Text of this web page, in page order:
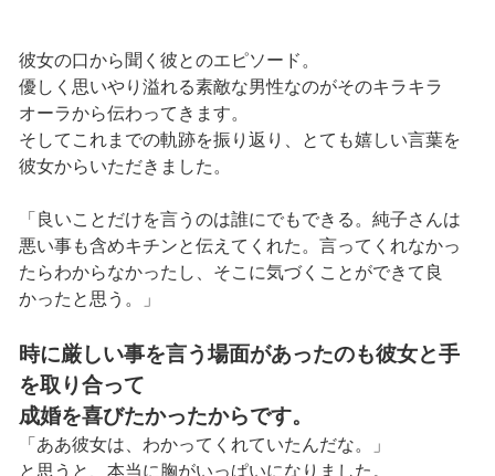
彼女の口から聞く彼とのエピソード。
優しく思いやり溢れる素敵な男性なのがそのキラキラ
オーラから伝わってきます。
そしてこれまでの軌跡を振り返り、とても嬉しい言葉を
彼女からいただきました。
「良いことだけを言うのは誰にでもできる。純子さんは
悪い事も含めキチンと伝えてくれた。言ってくれなかっ
たらわからなかったし、そこに気づくことができて良
かったと思う。」
時に厳しい事を言う場面があったのも彼女と手
を取り合って
成婚を喜びたかったからです。
「ああ彼女は、わかってくれていたんだな。」
と思うと、本当に胸がいっぱいになりました。